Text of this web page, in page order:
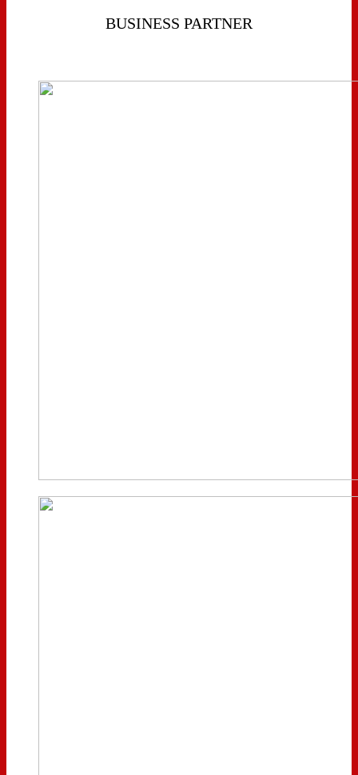
BUSINESS PARTNER